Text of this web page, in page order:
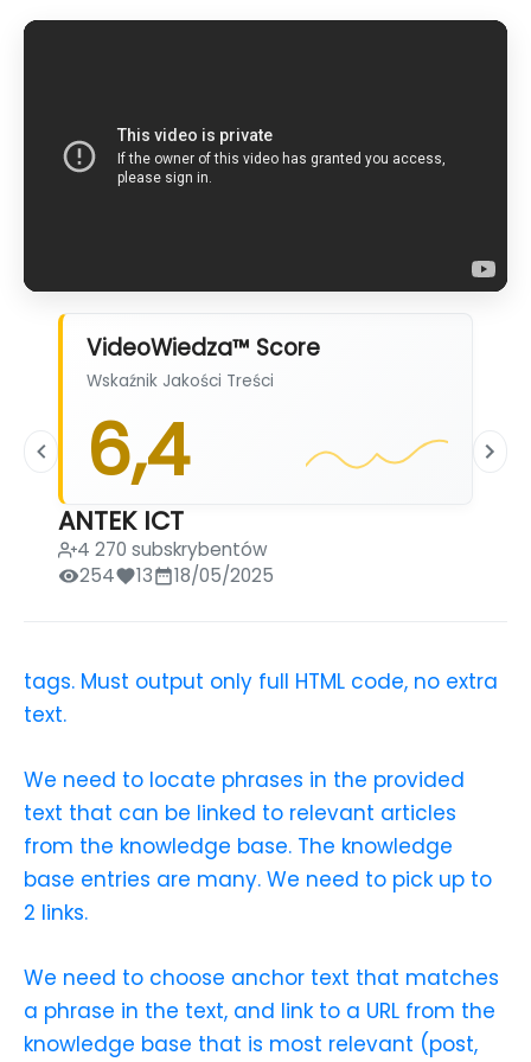
VideoWiedza™ Score
Wskaźnik Jakości Treści
6,4
ANTEK ICT
4 270 subskrybentów
254
13 18/05/2025
tags. Must output only full HTML code, no extra
text.
We need to locate phrases in the provided
text that can be linked to relevant articles
from the knowledge base. The knowledge
base entries are many. We need to pick up to
2 links.
We need to choose anchor text that matches
a phrase in the text, and link to a URL from the
knowledge base that is most relevant (post,